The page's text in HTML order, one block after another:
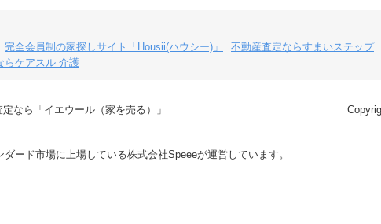
完全会員制の家探しサイト「Housii(ハウシー)」 不動産査定ならすまいステップ
らケアスル 介護
なら「イエウール（家を売る）」
ード市場に上場している株式会社Speeeが運営しています。